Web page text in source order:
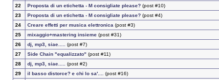
22
Proposta di un etichetta - M consigliate please?(post #10)
23
Proposta di un etichetta - M consigliate please?(post #4)
24
Creare effetti per musica elettronica(post #3)
25
mixaggio+mastering insieme(post #31)
26
dj, mp3, siae..... (post #7)
27
Side Chain "equalizzato" (post #11)
28
dj, mp3, siae..... (post #2)
29
il basso distorce? e chi lo sa'.... (post #16)